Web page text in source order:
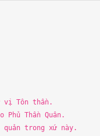
vị Tôn thần.
Phủ Thần Quân.
trong xứ này.